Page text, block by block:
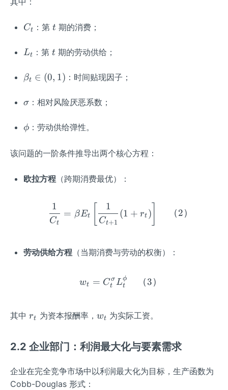
C
t
Ct ：第 t
t 期的消费；
L
t
Lt ：第 t
t 期的劳动供给；
\b
a_
\i
n
(0,
1)
βt ∈ (0, 1) ：时间贴现因子；
\s
m
σ ：相对风险厌恶系数；
\p
ϕ：劳动供给弹性。
该问题的一阶条件推导出两个核心方程：
欧拉方程（跨期消费最优）：
\frac{1}{C_t} = \beta
Ct
1
= βEt Ct+1
1
(1 + rt ) （2）
劳动供给方程（当期消费与劳动的权衡）：
w_t = C_t^\sigma
wt = Ct
σLt
ϕ （3）
其中 r
rt 为资本报酬率， w
wt 为实际工资。
2.2 企业部门：利润最大化与要素需求
企业在完全竞争市场中以利润最大化为目标，生产函数为
Cobb-Douglas 形式：